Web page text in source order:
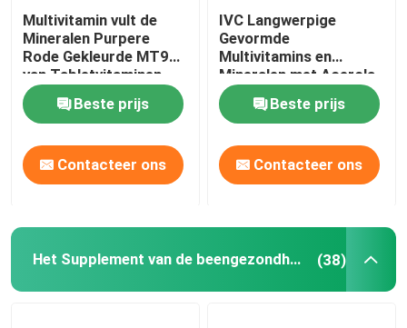
Multivitamin vult de
Mineralen Purpere
Rode Gekleurde MT9G
van Tabletvitaminen
aan
Beste prijs
Contacteer ons
IVC Langwerpige
Gevormde
Multivitamins en
Mineralen met Acerola-
Tabletten MT92
Beste prijs
Contacteer ons
Het Supplement van de beengezondheid (38)